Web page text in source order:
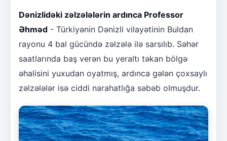
Dənizlidəki zəlzələlərin ardınca Professor
Əhməd - Türkiyənin Dənizli vilayətinin Buldan
rayonu 4 bal gücündə zəlzələ ilə sarsılıb. Səhər
saatlarında baş verən bu yeraltı təkan bölgə
əhalisini yuxudan oyatmış, ardınca gələn çoxsaylı
zəlzələlər isə ciddi narahatlığa səbəb olmuşdur.